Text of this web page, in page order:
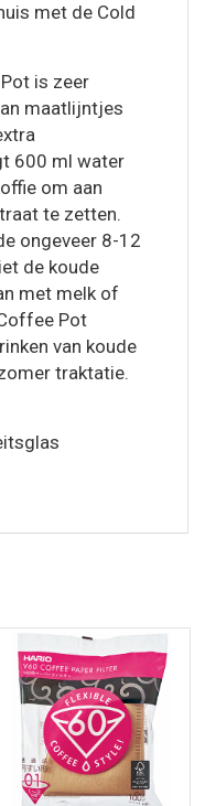
met de Cold
is zeer
maatlijntjes
600 ml water
om aan
te zetten.
ongeveer 8-12
de koude
met melk of
Pot
van koude
traktatie.